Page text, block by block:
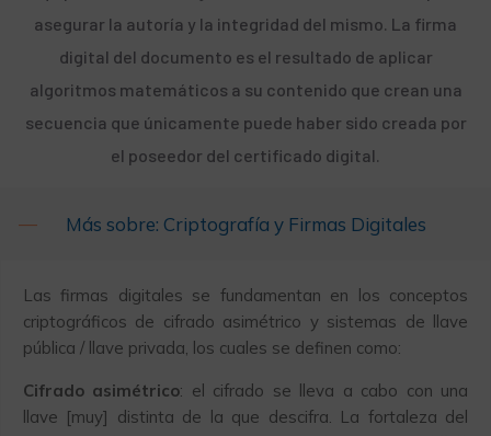
asegurar la autoría y la integridad del mismo. La firma
digital del documento es el resultado de aplicar
algoritmos matemáticos a su contenido que crean una
secuencia que únicamente puede haber sido creada por
el poseedor del certificado digital.
Más sobre: Criptografía y Firmas Digitales
Las firmas digitales se fundamentan en los conceptos
criptográficos de cifrado asimétrico y sistemas de llave
pública / llave privada, los cuales se definen como:
Cifrado asimétrico: el cifrado se lleva a cabo con una
llave [muy] distinta de la que descifra. La fortaleza del